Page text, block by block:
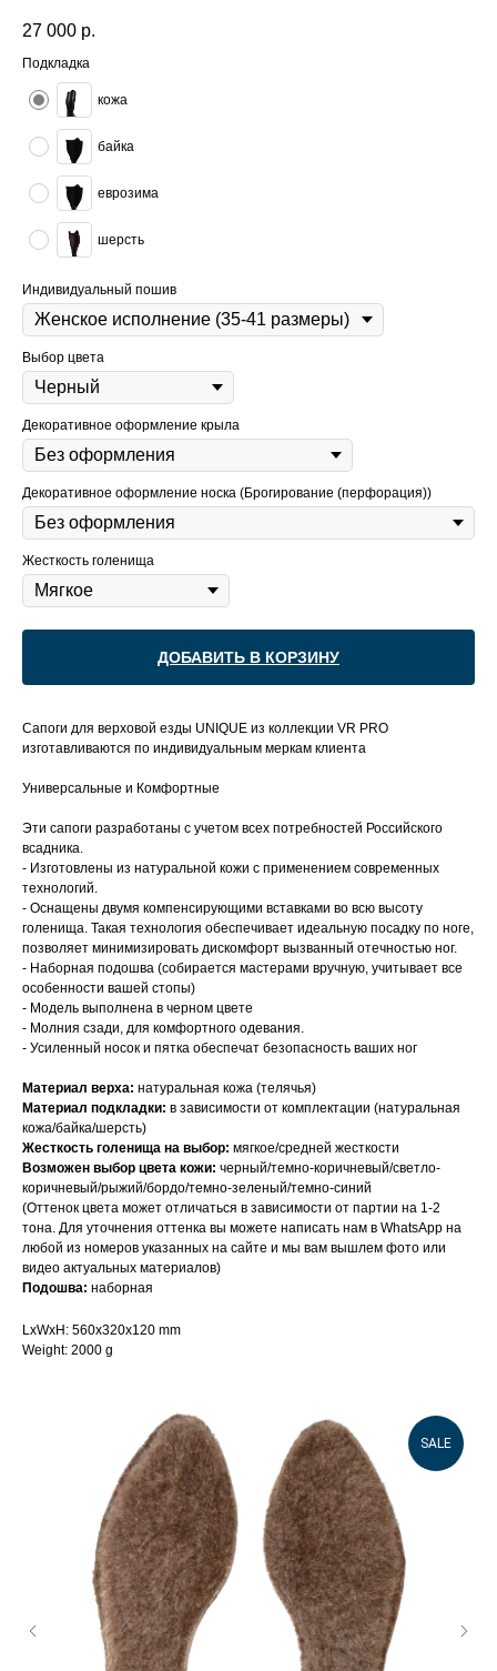
27 000 р.
Подкладка
кожа
байка
еврозима
шерсть
Индивидуальный пошив
Выбор цвета
Декоративное оформление крыла
Декоративное оформление носка (Брогирование (перфорация))
Жесткость голенища
ДОБАВИТЬ В КОРЗИНУ
Сапоги для верховой езды UNIQUE из коллекции VR PRO
изготавливаются по индивидуальным меркам клиента
Универсальные и Комфортные
Эти сапоги разработаны с учетом всех потребностей Российского
всадника.
- Изготовлены из натуральной кожи с применением современных
технологий.
- Оснащены двумя компенсирующими вставками во всю высоту
голенища. Такая технология обеспечивает идеальную посадку по ноге,
позволяет минимизировать дискомфорт вызванный отечностью ног.
- Наборная подошва (собирается мастерами вручную, учитывает все
особенности вашей стопы)
- Модель выполнена в черном цвете
- Молния сзади, для комфортного одевания.
- Усиленный носок и пятка обеспечат безопасность ваших ног
Материал верха: натуральная кожа (телячья)
Материал подкладки: в зависимости от комплектации (натуральная
кожа/байка/шерсть)
Жесткость голенища на выбор: мягкое/средней жесткости
Возможен выбор цвета кожи: черный/темно-коричневый/светло-
коричневый/рыжий/бордо/темно-зеленый/темно-синий
(Оттенок цвета может отличаться в зависимости от партии на 1-2
тона. Для уточнения оттенка вы можете написать нам в WhatsApp на
любой из номеров указанных на сайте и мы вам вышлем фото или
видео актуальных материалов)
Подошва: наборная
LxWxH: 560x320x120 mm
Weight: 2000 g
SALE